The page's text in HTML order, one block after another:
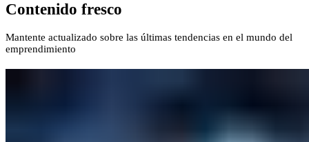
Contenido fresco
Mantente actualizado sobre las últimas tendencias en el mundo del
emprendimiento